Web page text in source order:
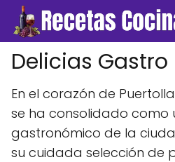
Delicias Gastro
En el corazón de
se ha consolidado como
gastronómico de la
su cuidada selección de